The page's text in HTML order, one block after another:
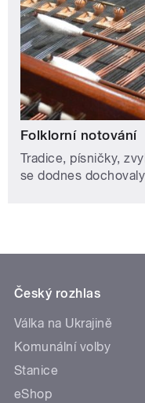
Folklorní notování
Tradice, písničky,
se dodnes
Český rozhlas
Válka na Ukrajině
Komunální volby
Stanice
eShop